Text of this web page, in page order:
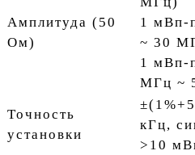
Амплитуда (50
Ом)
1 мВп-
~ 30
1 мВп-
МГц ~
Точность
установки
кГц,
>10